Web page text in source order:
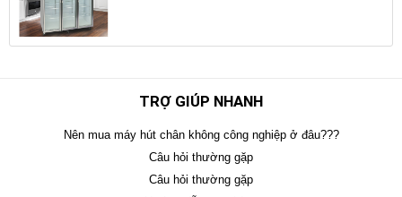
TRỢ GIÚP NHANH
Nên mua máy hút chân không công nghiệp ở đâu???
Câu hỏi thường gặp
Câu hỏi thường gặp